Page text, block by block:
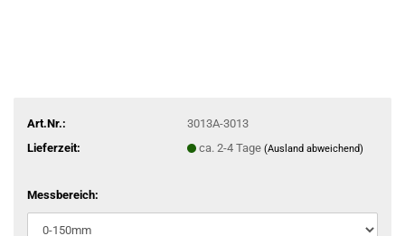
Art.Nr.:
3013A-3013
Lieferzeit:
ca. 2-4 Tage (Ausland abweichend)
Messbereich: